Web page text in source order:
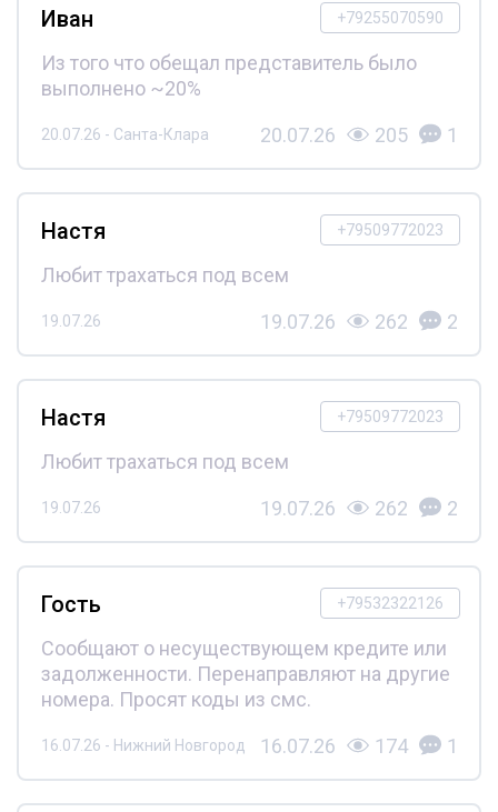
+79255070590
Иван
Из того что обещал представитель было
выполнено ~20%
20.07.26 - Санта-Клара 20.07.26 205 1
+79509772023
Настя
Любит трахаться под всем
19.07.26 19.07.26 262 2
+79509772023
Настя
Любит трахаться под всем
19.07.26 19.07.26 262 2
+79532322126
Гость
Сообщают о несуществующем кредите или
задолженности. Перенаправляют на другие
номера. Просят коды из смс.
16.07.26 - Нижний Новгород 16.07.26 174 1